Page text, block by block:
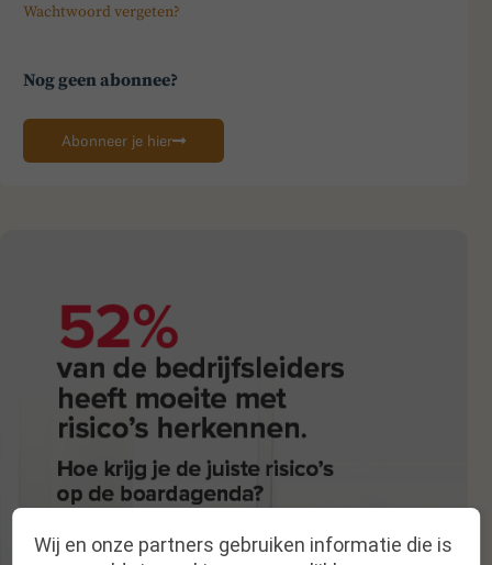
Wachtwoord vergeten?
Nog geen abonnee?
Abonneer je hier
Wij en onze partners gebruiken informatie die is